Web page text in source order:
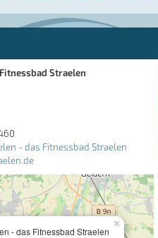
Straelen
- das Fitnessbad Straelen
×
- das Fitnessbad Straelen